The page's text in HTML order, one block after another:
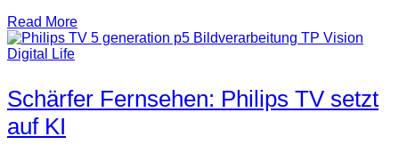
Read More
Digital Life
Schärfer Fernsehen: Philips TV setzt
auf KI